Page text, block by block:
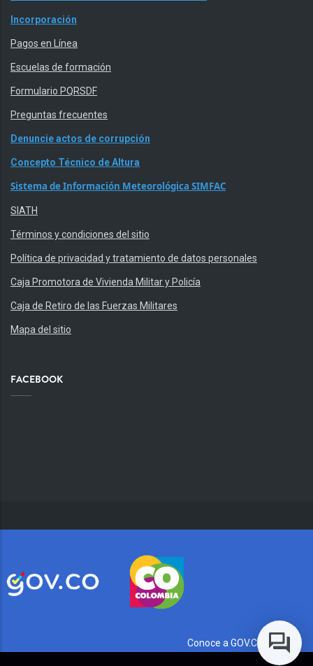
Incorporación
Pagos en Línea
Escuelas de formación
Formulario PQRSDF
Preguntas frecuentes
Denuncie actos de corrupción
Concepto Técnico de Altura
Sistema de Información Meteorológica SIMFAC
SIATH
Términos y condiciones del sitio
Política de privacidad y tratamiento de datos personales
Caja Promotora de Vivienda Militar y Policía
Caja de Retiro de las Fuerzas Militares
Mapa del sitio
FACEBOOK
Conoce a GOV.CO aquí